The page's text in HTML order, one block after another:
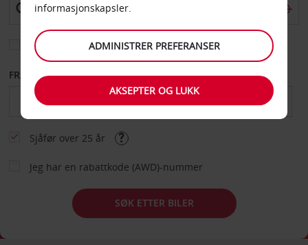
Velg et annet leveringssted
FRA DATO TIL DATO
Sjåfør over 25 år
Jeg har en rabattkode (AWD)-nummer
SØK ETTER BILER
informasjonskapsler.
ADMINISTRER PREFERANSER
AKSEPTER OG LUKK